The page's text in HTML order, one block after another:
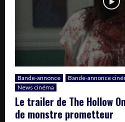
Bande-annonce Bande-annonce
News cinéma
Le trailer de The Hollow
de monstre prometteur